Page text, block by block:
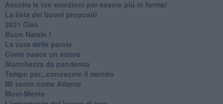
​Ascolta le tue emozioni per essere più in forma!
​La lista dei buoni propositi
2021 Ciao
Buon Natale !
​La cura delle parole
​Come nasce un amore
Stanchezza da pandemia
​Tempo per...conoscere il mondo
​Mi sento come Atlante
​Movi-Mente